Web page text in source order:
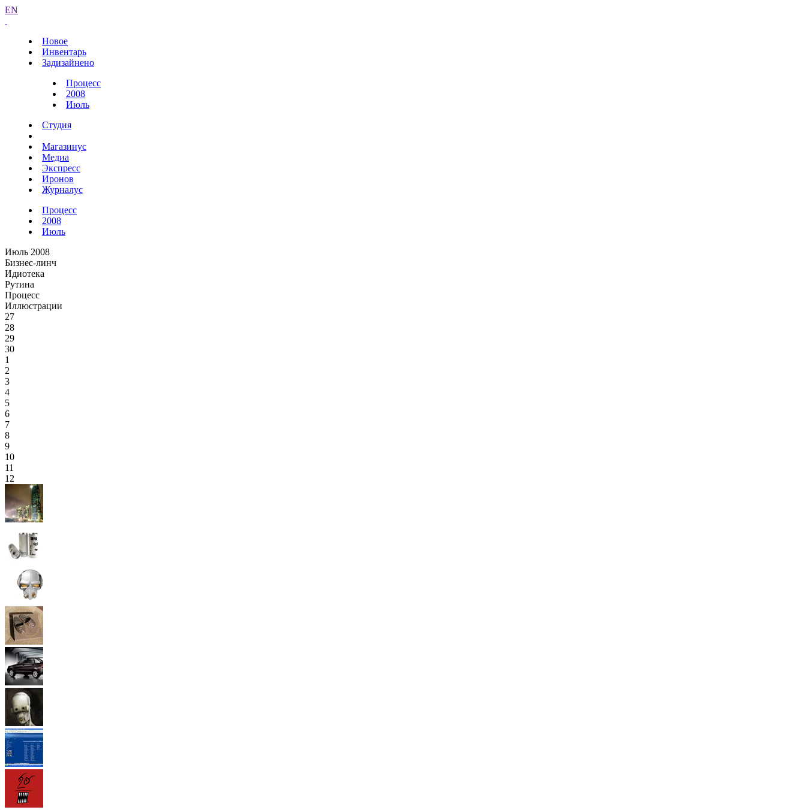
EN
Новое
Инвентарь
Задизайнено
Процесс
2008
Июль
Студия
Магазинус
Медиа
Экспресс
Иронов
Журналус
Процесс
2008
Июль
Июль 2008
Бизнес-линч
Идиотека
Рутина
Процесс
Иллюстрации
27
28
29
30
1
2
3
4
5
6
7
8
9
10
11
12